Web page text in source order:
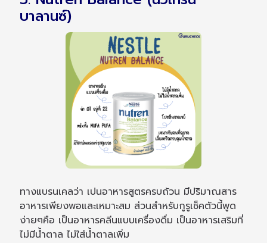
บาลานซ์)
ทางแบรนเคลว่า เปนอาหารสูตรครบถ้วน มีปริมาณสาร
อาหารเพียงพอและเหมาะสม ส่วนสำหรับกูรูเช็คตัวนี้พูด
ง่ายๆคือ เป็นอาหารคลีนแบบเครื่องดื่ม เป็นอาหารเสริมที่
ไม่มีน้ำตาล ไม่ใส่น้ำตาลเพิ่ม